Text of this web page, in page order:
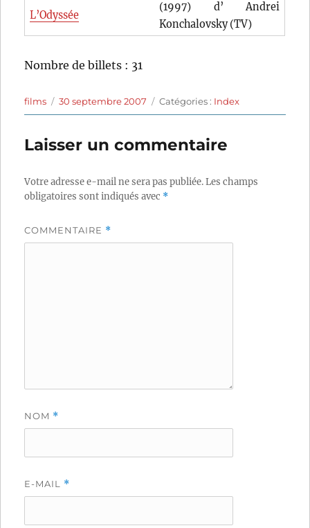
L’Odyssée
(1997) d’ Andrei
Konchalovsky (TV)
Nombre de billets : 31
Auteur
films
Publié
le
30 septembre 2007 Catégories
Catégories : Index
Laisser un commentaire
Votre adresse e-mail ne sera pas publiée.Les champs
obligatoires sont indiqués avec *
COMMENTAIRE *
NOM *
E-MAIL *